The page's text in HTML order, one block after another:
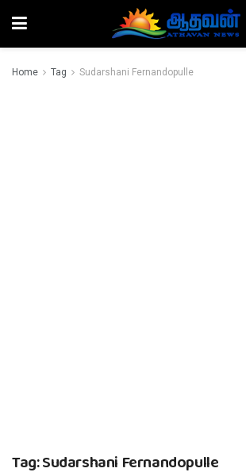
Home Tag Sudarshani Fernandopulle
Tag:Sudarshani Fernandopulle